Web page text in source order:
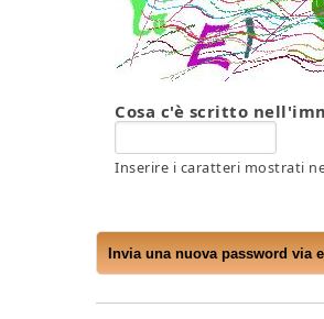
Cosa c'è scritto
Inserire i caratteri mostrati